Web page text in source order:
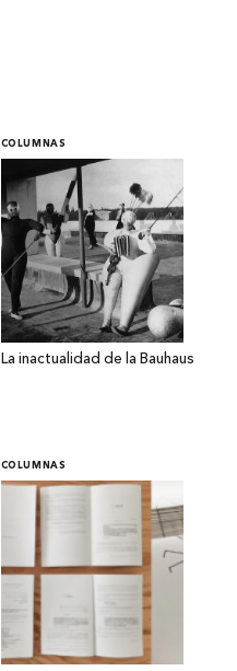
COLUMNAS
La inactualidad de la Bauhaus
COLUMNAS